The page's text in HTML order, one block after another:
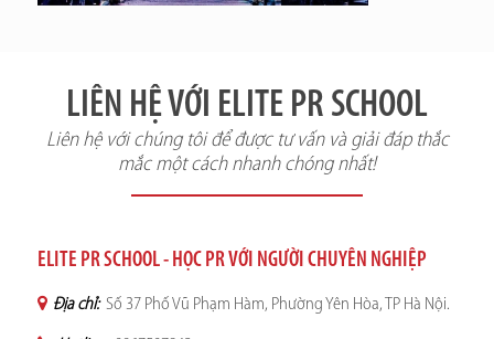
LIÊN HỆ VỚI ELITE PR SCHOOL
Liên hệ với chúng tôi để được tư vấn và giải đáp thắc
mắc một cách nhanh chóng nhất!
ELITE PR SCHOOL - HỌC PR VỚI NGƯỜI CHUYÊN NGHIỆP
Địa chỉ: Số 37 Phố Vũ Phạm Hàm, Phường Yên Hòa, TP Hà Nội.